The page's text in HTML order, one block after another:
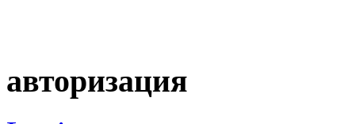
авторизация